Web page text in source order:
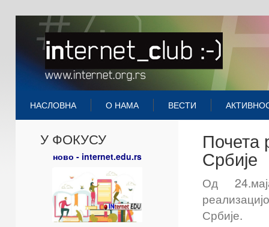
НАСЛОВНА О НАМА ВЕСТИ
У ФОКУСУ
ново - internet.edu.rs
Почета
Србије
Од
Србије.